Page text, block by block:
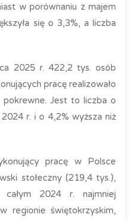
w porównaniu z majem
się o 3,3%, a liczba
2025 r. 422,2 tys. osób
pracę realizowało
pokrewne. Jest to liczba o
r. i o 4,2% wyższa niż
pracę w Polsce
stołeczny (219,4 tys.),
2024 r. najmniej
regionie świętokrzyskim,